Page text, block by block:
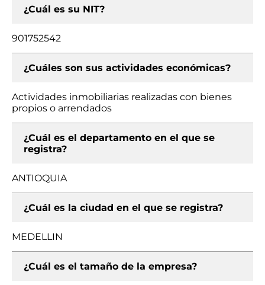
¿Cuál es su NIT?
901752542
¿Cuáles son sus actividades económicas?
Actividades inmobiliarias realizadas con bienes
propios o arrendados
¿Cuál es el departamento en el que se
registra?
ANTIOQUIA
¿Cuál es la ciudad en el que se registra?
MEDELLIN
¿Cuál es el tamaño de la empresa?